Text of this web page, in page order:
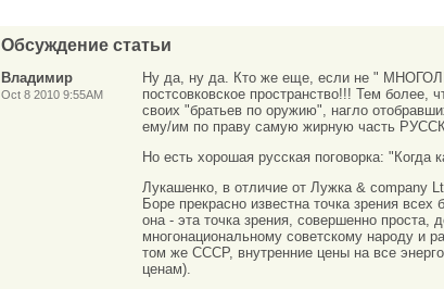
Обсуждение статьи
Владимир
Oct 8 2010 9:55AM
Ну да, ну да. Кто же еще, если не "
постсовковское пространство!!! Тем более,
своих "братьев по оружию", нагло
ему/им по праву самую жирную часть
Но есть хорошая русская поговорка: "Когда
Лукашенко, в отличие от Лужка & company
Боре прекрасно известна точка зрения
она - эта точка зрения, совершенно
многонациональному советскому народу и
том же СССР, внутренние цены на все
ценам).